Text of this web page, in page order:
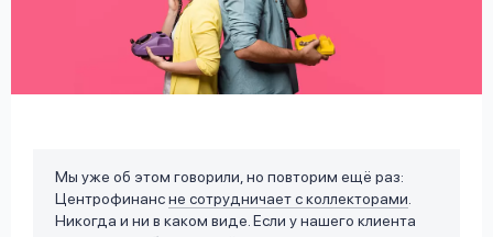
Мы уже об этом говорили, но повторим ещё раз:
Центрофинансне сотрудничает с коллекторами.
Никогда и ни в каком виде. Если у нашего клиента
Оформить заявку
Ответы